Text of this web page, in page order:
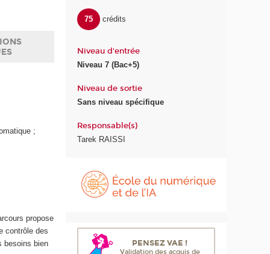
;
propose
contrôle des
besoins bien
75 crédits
Niveau d'entrée
Niveau 7 (Bac+5)
Niveau de sortie
Sans niveau spécifique
Responsable(s)
Tarek RAISSI
PENSEZ VAE !
Validation des acquis de